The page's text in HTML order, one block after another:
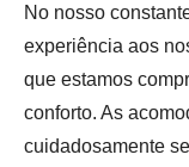
No nosso
experiência aos
que estamos
conforto. As
cuidadosamente